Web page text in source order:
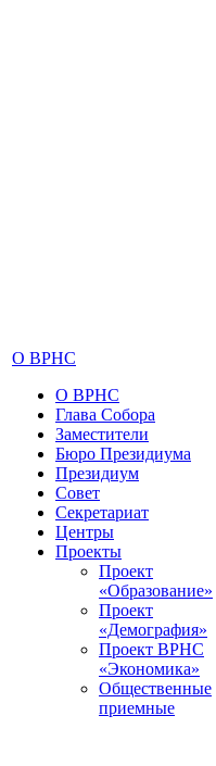
О ВРНС
О ВРНС
Глава Собора
Заместители
Бюро Президиума
Президиум
Совет
Секретариат
Центры
Проекты
Проект
«Образование»
Проект
«Демография»
Проект ВРНС
«Экономика»
Общественные
приемные